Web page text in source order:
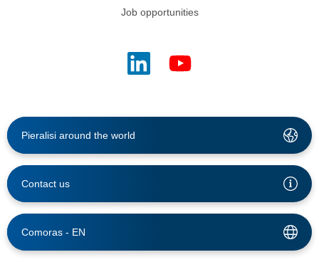
Job opportunities
Pieralisi around the world
Contact us
Comoras - EN